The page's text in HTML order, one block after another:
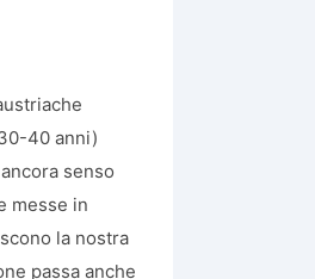
40 anni)
senso
messe in
la nostra
passa anche